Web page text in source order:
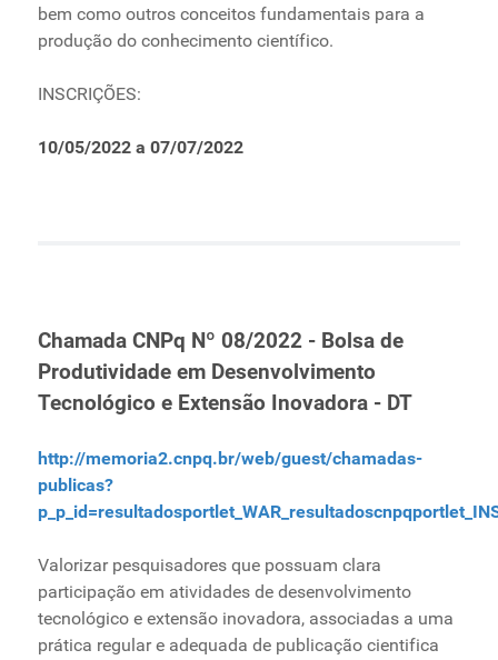
bem como outros conceitos fundamentais para a
produção do conhecimento científico.
INSCRIÇÕES:
10/05/2022 a 07/07/2022
Chamada CNPq Nº 08/2022 - Bolsa de
Produtividade em Desenvolvimento
Tecnológico e Extensão Inovadora - DT
http://memoria2.cnpq.br/web/guest/chamadas-
publicas?
Valorizar pesquisadores que possuam clara
participação em atividades de desenvolvimento
tecnológico e extensão inovadora, associadas a uma
prática regular e adequada de publicação cientifica